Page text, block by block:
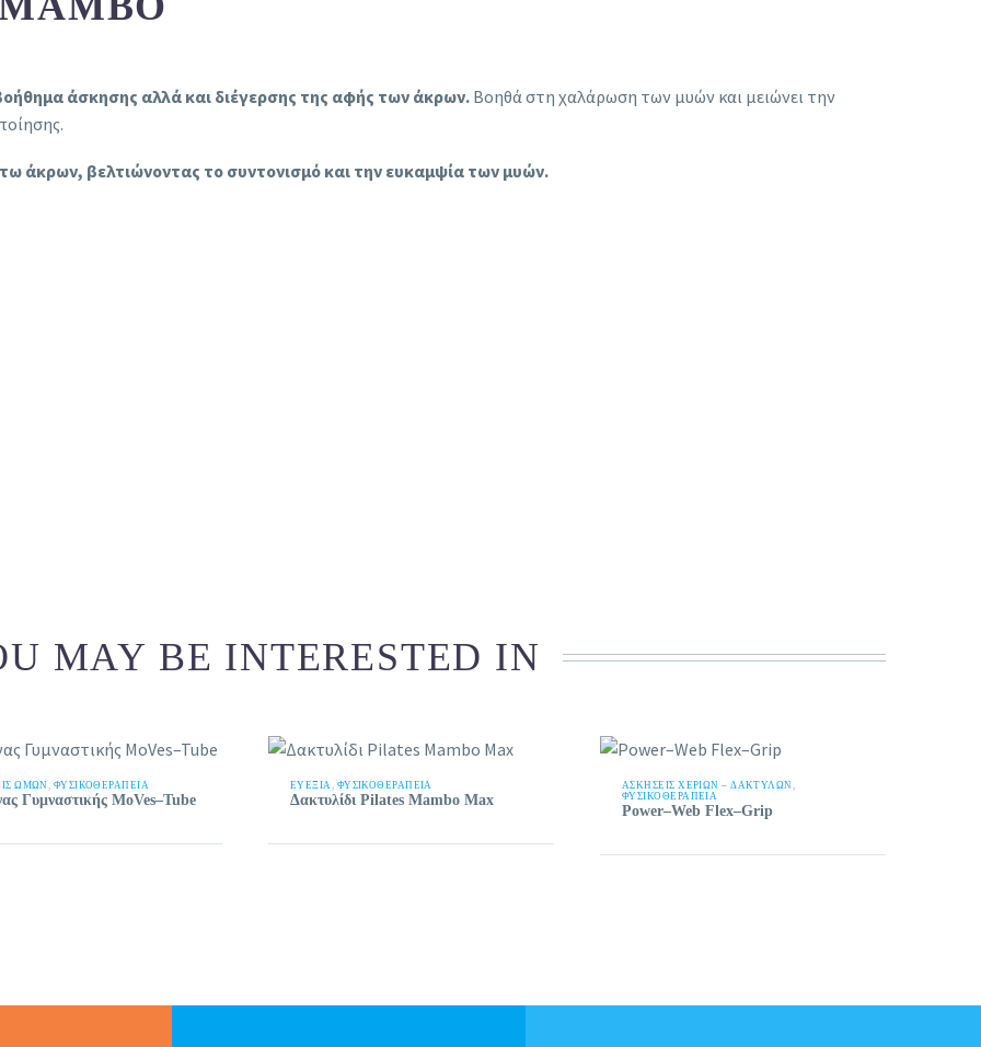
άσκησης αλλά και διέγερσης της αφής των άκρων. Βοηθά στη χαλάρωση των μυών και μειώνει την
άκρων, βελτιώνοντας το συντονισμό και την ευκαμψία των μυών.
MAY BE INTERESTED IN
ΏΜΩΝ, ΦΥΣΙΚΟΘΕΡΑΠΕΙΑ
Γυμναστικής MoVes–Tube
ΕΥΕΞΊΑ, ΦΥΣΙΚΟΘΕΡΑΠΕΙΑ
Δακτυλίδι Pilates Mambo Max
ΑΣΚΉΣΕΙΣ ΧΕΡΙΏΝ – ΔΑΚΤΎΛΩΝ,
ΦΥΣΙΚΟΘΕΡΑΠΕΙΑ
Power–Web Flex–Grip